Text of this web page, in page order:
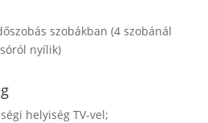
szobákban (4 szobánál
nyílik)
helyiség TV-vel;